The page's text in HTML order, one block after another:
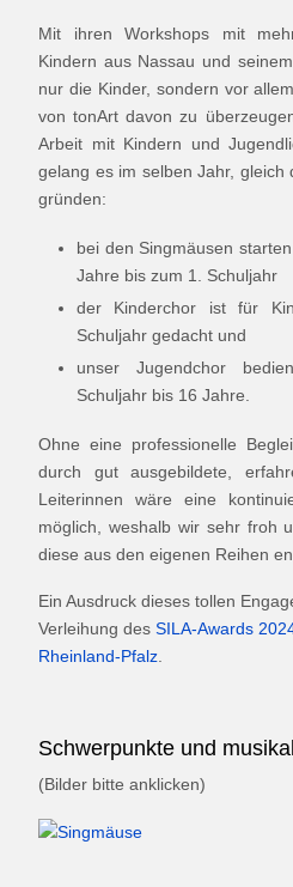
Mit ihren Workshops mit
Kindern aus Nassau und
nur die Kinder, sondern vor
von tonArt davon zu
Arbeit mit Kindern und
gelang es im selben Jahr, gleich
gründen:
bei den Singmäusen
Jahre bis zum 1. Schuljahr
der Kinderchor ist für
Schuljahr gedacht und
unser Jugendchor
Schuljahr bis 16 Jahre.
Ohne eine professionelle
durch gut ausgebildete,
Leiterinnen wäre eine
möglich, weshalb wir sehr froh
diese aus den eigenen Reihen
Ein Ausdruck dieses tollen
Verleihung des SILA-Awards
Rheinland-Pfalz
Schwerpunkte und
(Bilder bitte anklicken)